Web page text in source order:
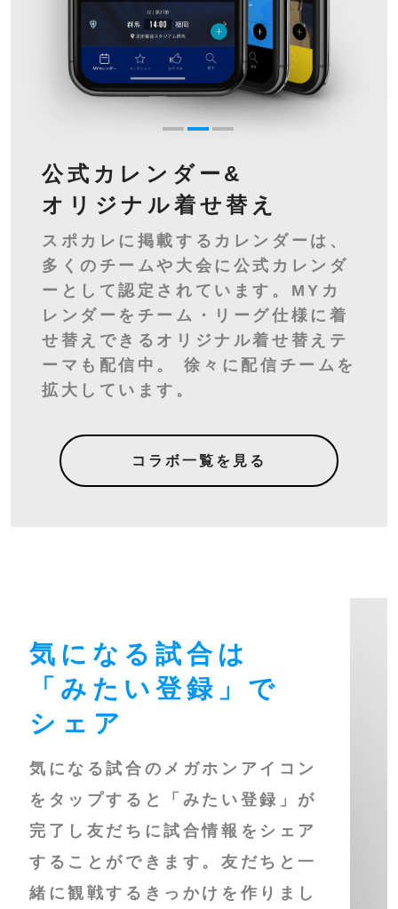
公式カレンダー&
オリジナル着せ替え
スポカレに掲載するカレンダーは、
多くのチームや大会に公式カレンダ
ーとして認定されています。MYカ
レンダーをチーム・リーグ仕様に着
せ替えできるオリジナル着せ替えテ
ーマも配信中。 徐々に配信チームを
拡大しています。
コラボ一覧を見る
気になる試合は
「みたい登録」で
シェア
気になる試合のメガホンアイコン
をタップすると「みたい登録」が
完了し友だちに試合情報をシェア
することができます。友だちと一
緒に観戦するきっかけを作りまし